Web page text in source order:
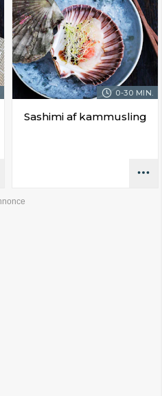
0-30 MIN.
Sashimi af kammusling